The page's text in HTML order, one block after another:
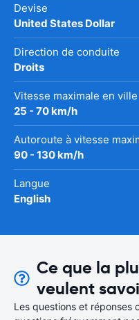
Devise
United States Dollar
Direction de conduite
Droits
Vitesse maximale en ville
25 - 70 km/h
Autoroute à vitesse
90 - 130 km/h
Langue
English
Ce que la
veulent
Les questions et réponses